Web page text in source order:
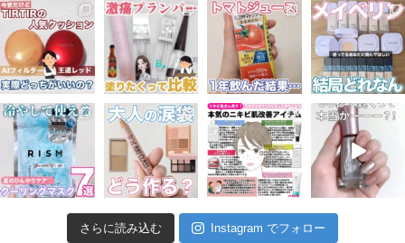
さらに読み込む Instagram でフォロー